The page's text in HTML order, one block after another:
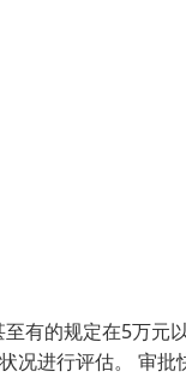
有的规定在5万元
况进行评估。 审